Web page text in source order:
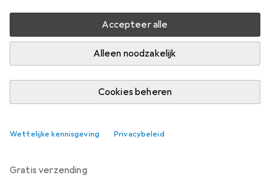
Accepteer alle
Alleen noodzakelijk
Cookies beheren
Wettelijke kennisgeving Privacybeleid
Levering tussen vr, 4-9 en vr, 11-9
5 stuk op voorraad bij leverancier
Laat me weten als dit product eerder beschikbaar is
In winkelmandje
Vergelijk
gratis verzending